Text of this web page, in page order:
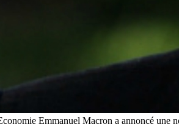
Emmanuel Macron a annoncé